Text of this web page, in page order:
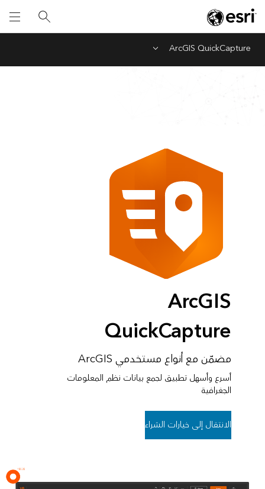
ArcGIS QuickCapture
Menu
ArcGIS
QuickCapture
مضمّن مع أنواع مستخدمي ArcGIS
أسرع وأسهل تطبيق لجمع بيانات نظم المعلومات
الجغرافية
الانتقال إلى خيارات الشراء